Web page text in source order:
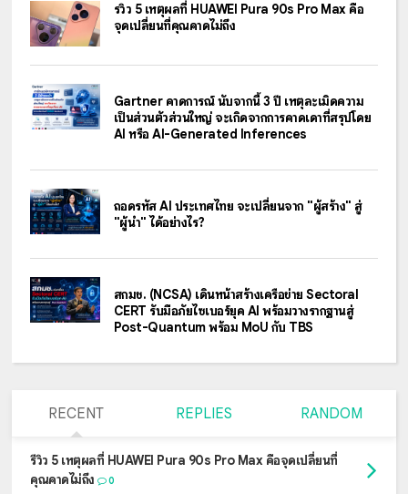
รีวิว 5 เหตุผลที่ HUAWEI Pura 90s Pro Max คือ
จุดเปลี่ยนที่คุณคาดไม่ถึง
Gartner คาดการณ์ นับจากนี้ 3 ปี เหตุละเมิดความ
เป็นส่วนตัวส่วนใหญ่ จะเกิดจากการคาดเดาที่สรุปโดย
AI หรือ AI-Generated Inferences
ถอดรหัส AI ประเทศไทย จะเปลี่ยนจาก "ผู้สร้าง" สู่
"ผู้นำ" ได้อย่างไร?
สกมช. (NCSA) เดินหน้าสร้างเครือข่าย Sectoral
CERT รับมือภัยไซเบอร์ยุค AI พร้อมวางรากฐานสู่
Post-Quantum พร้อม MoU กับ TBS
RECENT REPLIES RANDOM
รีวิว 5 เหตุผลที่ HUAWEI Pura 90s Pro Max คือจุดเปลี่ยนที่
คุณคาดไม่ถึง
0